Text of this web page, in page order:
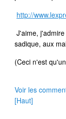
http://
J'aime,
sadique, aux
(Ceci n'est
Voir les
[Haut]